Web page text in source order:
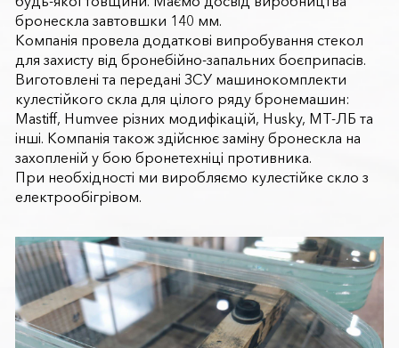
бронескла завтовшки 140 мм.
Компанія провела додаткові випробування стекол
для захисту від бронебійно-запальних боєприпасів.
Виготовлені та передані ЗСУ машинокомплекти
кулестійкого скла для цілого ряду бронемашин:
Mastiff, Humvee різних модифікацій, Husky, МТ-ЛБ та
інші. Компанія також здійснює заміну бронескла на
захопленій у бою бронетехніці противника.
При необхідності ми виробляємо кулестійке скло з
електрообігрівом.